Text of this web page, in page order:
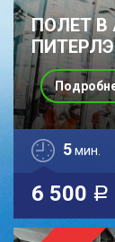
ПОЛЕТ В
5мин.
6 500 a